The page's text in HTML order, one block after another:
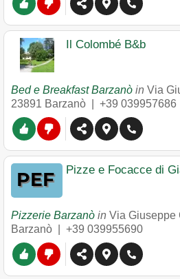
Il Colombé B&b
Bed e Breakfast Barzanò in Via
23891 Barzanò +39 039957686
Pizze e Focacce di
Pizzerie Barzanò in Via Giuseppe
Barzanò
+39 039955690